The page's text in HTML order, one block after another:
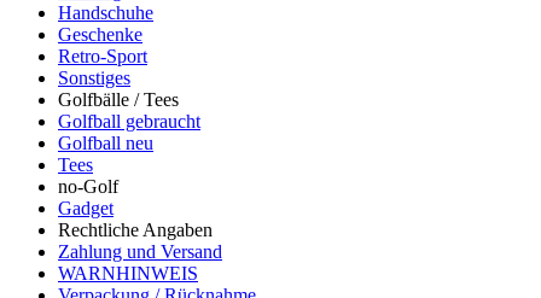
Handschuhe
Geschenke
Retro-Sport
Sonstiges
Golfbälle / Tees
Golfball gebraucht
Golfball neu
Tees
no-Golf
Gadget
Rechtliche Angaben
Zahlung und Versand
WARNHINWEIS